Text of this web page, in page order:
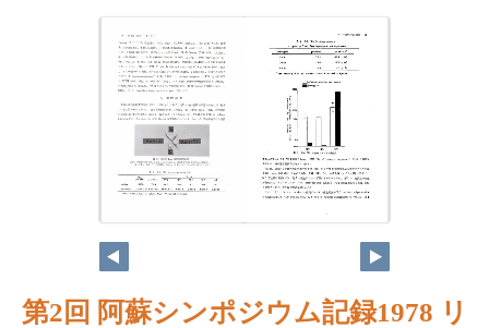
第2回 阿蘇シンポジウム記録1978 リ